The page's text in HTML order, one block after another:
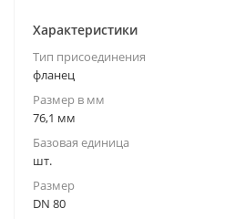
Характеристики
Тип присоединения
фланец
Размер в мм
76,1 мм
Базовая единица
шт.
Размер
DN 80